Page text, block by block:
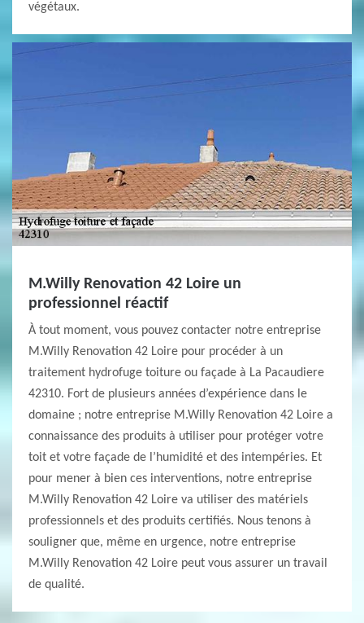
végétaux.
M.Willy Renovation 42 Loire un
professionnel réactif
À tout moment, vous pouvez contacter notre entreprise
M.Willy Renovation 42 Loire pour procéder à un
traitement hydrofuge toiture ou façade à La Pacaudiere
42310. Fort de plusieurs années d’expérience dans le
domaine ; notre entreprise M.Willy Renovation 42 Loire a
connaissance des produits à utiliser pour protéger votre
toit et votre façade de l’humidité et des intempéries. Et
pour mener à bien ces interventions, notre entreprise
M.Willy Renovation 42 Loire va utiliser des matériels
professionnels et des produits certifiés. Nous tenons à
souligner que, même en urgence, notre entreprise
M.Willy Renovation 42 Loire peut vous assurer un travail
de qualité.